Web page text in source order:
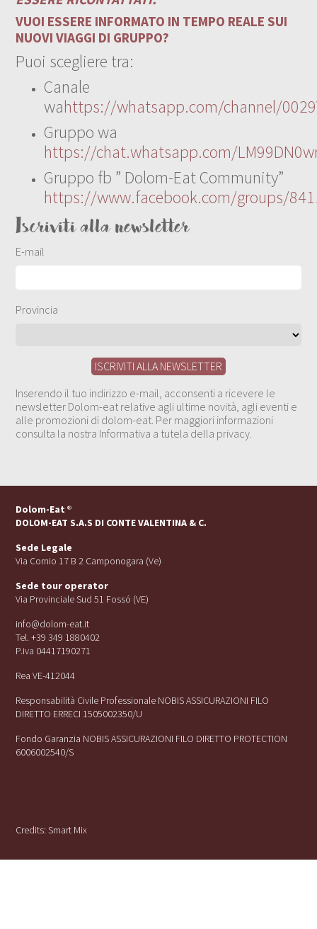
VUOI ESSERE INFORMATO IN TEMPO REALE SUI
NUOVI VIAGGI DI GRUPPO?
Puoi scegliere tra:
Canale
wahttps://whatsapp.com/channel/
Gruppo wa
https://chat.whatsapp.com/
Gruppo fb ” Dolom-Eat Community”
https://www.facebook.com/groups/
Iscriviti alla newsletter
E-mail
Provincia
Inserendo il tuo indirizzo e-mail, acconsenti a ricevere le
newsletter Dolom-eat relative agli ultime novità, agli eventi e
alle promozioni di dolom-eat. Per maggiori informazioni
consulta la nostra Informativa a tutela della privacy.
Dolom-Eat ®
DOLOM-EAT S.A.S DI CONTE VALENTINA & C.
Sede Legale
Via Cornio 17 B 2 Camponogara (Ve)
Sede tour operator
Via Provinciale Sud 51 Fossó (VE)
info@dolom-eat.it
Tel. +39 349 1880402
P.iva 04417190271
Rea VE-412044
Responsabilità Civile Professionale NOBIS ASSICURAZIONI FILO
DIRETTO ERRECI 1505002350/U
Fondo Garanzia NOBIS ASSICURAZIONI FILO DIRETTO PROTECTION
6006002540/S
Credits:Smart Mix